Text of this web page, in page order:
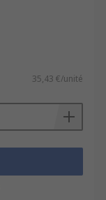
35,43 €/unité